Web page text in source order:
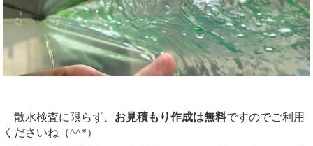
散水検査に限らず、 お見積もり作成は無料ですのでご利用
くださいね（^^*）